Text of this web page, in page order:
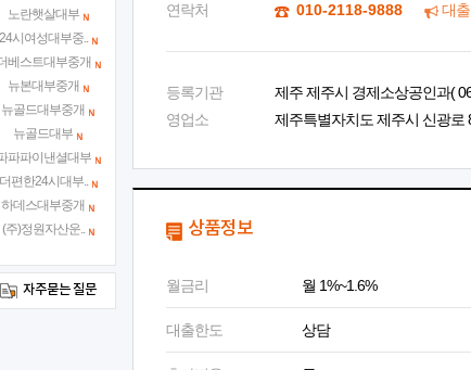
연락처
010-2118-9888 대
등록기관
제주 제주시 경제소상공인과(
영업소
제주특별자치도 제주시 신광로
상품정보
월금리 월 1%~1.6%
대출한도 상담
노란햇살대부
시여성대부중..
베스트대부중개
뉴본대부중개
뉴골드대부중개
뉴골드대부
파파이낸셜대부
편한24시대부..
하데스대부중개
(주)정원자산운..
자주묻는 질문